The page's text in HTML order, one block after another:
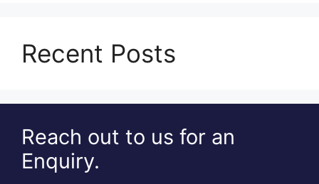
Recent Posts
Reach out to us for an
Enquiry.